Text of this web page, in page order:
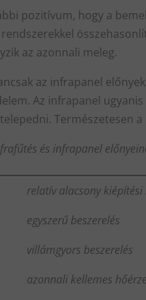
pozitívum, hogy a
rendszerekkel
az azonnali meleg.
az infrapanel
Az infrapanel
Természetesen
és infrapanel
relatív alacsony kiépítési
egyszerű beszerelés
villámgyors beszerelés
azonnali kellemes